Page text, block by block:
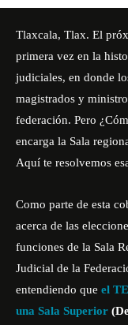
Tlaxcala, Tlax. El
primera vez en la
judiciales, en donde
magistrados y
federación. Pero
encarga la Sala
Aquí te resolvemos
Como parte de esta
acerca de las
funciones de la Sala
Judicial de la
entendiendo que el
una Sala Superior